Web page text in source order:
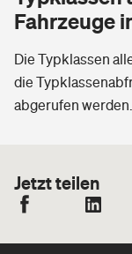
Fahrzeuge
Die Typklassen
die
abgerufen werden.
Jetzt teilen